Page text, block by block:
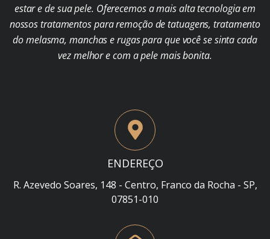
estar e de sua pele. Oferecemos a mais alta tecnologia em
nossos tratamentos para remoção de tatuagens, tratamento
do melasma, manchas e rugas para que você se sinta cada
vez melhor e com a pele mais bonita.
ENDEREÇO
R. Azevedo Soares, 148 - Centro, Franco da Rocha - SP,
07851-010